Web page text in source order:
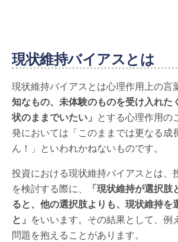
現状維持バイアスとは
現状維持バイアスとは心理作用上の言
知なもの、未体験のものを受け入れた
状のままでいたい」 とする心理作用の
発においては「このままでは更なる成
ん！」といわれかねないものです。
投資における現状維持バイアスとは、
を検討する際に、
「現状維持が選択
ると、他の選択肢よりも、現状維持を
と」 をいいます。その結果として、例
問題を抱えることがあります。